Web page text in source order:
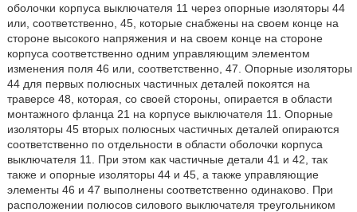
оболочки корпуса выключателя 11 через опорные изоляторы 44
или, соответственно, 45, которые снабжены на своем конце на
стороне высокого напряжения и на своем конце на стороне
корпуса соответственно одним управляющим элементом
изменения поля 46 или, соответственно, 47. Опорные изоляторы
44 для первых полюсных частичных деталей покоятся на
траверсе 48, которая, со своей стороны, опирается в области
монтажного фланца 21 на корпусе выключателя 11. Опорные
изоляторы 45 вторых полюсных частичных деталей опираются
соответственно по отдельности в области оболочки корпуса
выключателя 11. При этом как частичные детали 41 и 42, так
также и опорные изоляторы 44 и 45, а также управляющие
элементы 46 и 47 выполнены соответственно одинаково. При
расположении полюсов силового выключателя треугольником